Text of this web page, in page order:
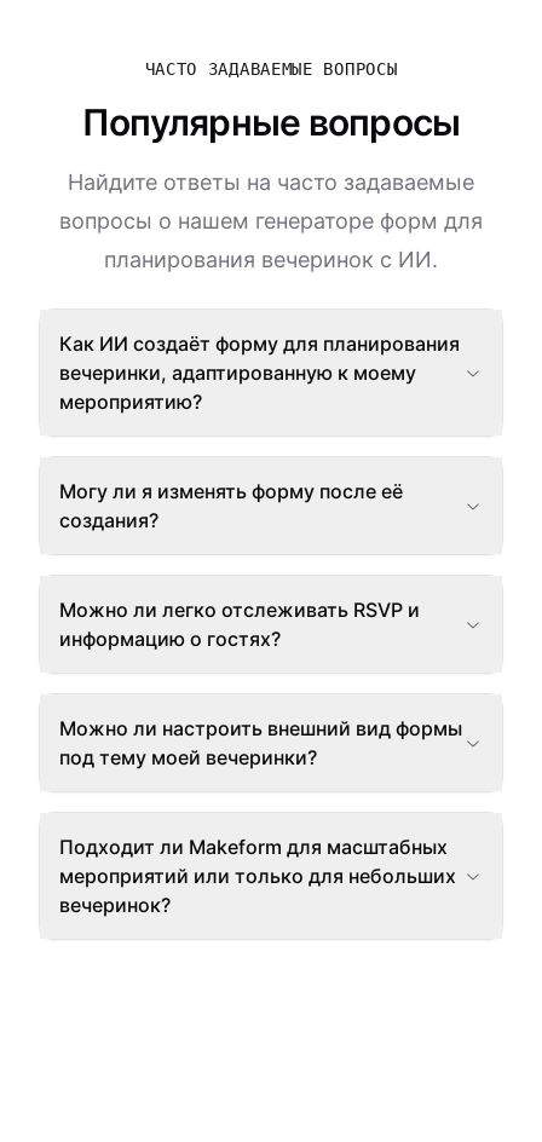
ЧАСТО ЗАДАВАЕМЫЕ ВОПРОСЫ
Популярные вопросы
Найдите ответы на часто задаваемые
вопросы о нашем генераторе форм для
планирования вечеринок с ИИ.
Как ИИ создаёт форму для планирования
вечеринки, адаптированную к моему
мероприятию?
Могу ли я изменять форму после её
создания?
Можно ли легко отслеживать RSVP и
информацию о гостях?
Можно ли настроить внешний вид формы
под тему моей вечеринки?
Подходит ли Makeform для масштабных
мероприятий или только для небольших
вечеринок?